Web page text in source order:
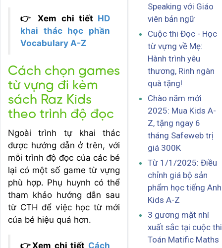
👉 Xem chi tiết HD
khai thác học phần
Vocabulary A-Z
Cách chọn games
từ vựng đi kèm
sách Raz Kids
theo trình độ đọc
Ngoài trình tự khai thác
được hướng dẫn ở trên, với
mỗi trình độ đọc của các bé
lại có một số game từ vựng
phù hợp. Phụ huynh có thể
tham khảo hướng dẫn sau
từ CTH để việc học từ mới
của bé hiệu quả hơn.
👉Xem chi tiết Cách
Speaking với Giáo
viên bản ngữ
Cuộc thi Đọc - Học
từ vựng về Mẹ:
Hành trình yêu
thương, Rinh ngàn
quà tặng!
Chào năm mới
2025: Mua Kids A-
Z, tặng ngay 6
tháng Safeweb trị
giá 300K
Từ 1/1/2025: Điều
chỉnh giá bộ sản
phẩm học tiếng Anh
Kids A-Z
3 gương mặt nhí
xuất sắc tại cuộc thi
Toán Matific Maths